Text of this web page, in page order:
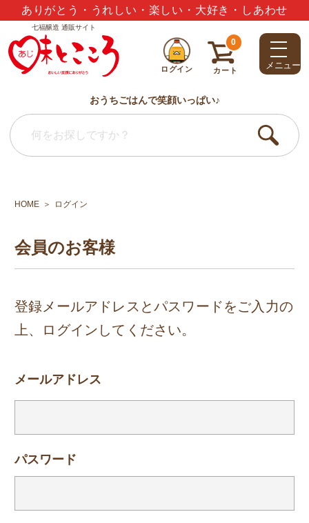
夏のギフトセット3,000円以上で送料無料
七福醸造 通販サイト
ログイン
0
カート メニュー
おうちごはんで笑顔いっぱい♪
HOME ログイン
会員のお客様
登録メールアドレスとパスワードをご入力の
上、ログインしてください。
メールアドレス
パスワード